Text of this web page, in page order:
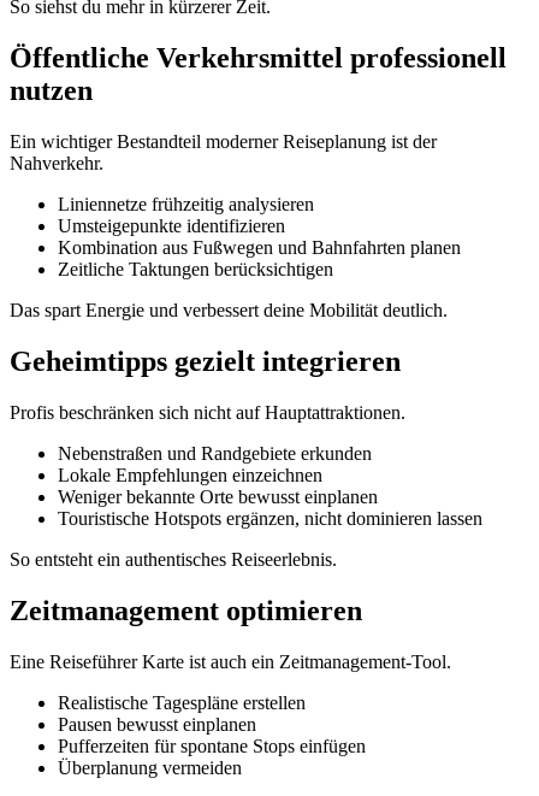
So siehst du mehr in kürzerer Zeit.
Öffentliche Verkehrsmittel professionell
nutzen
Ein wichtiger Bestandteil moderner Reiseplanung ist der
Nahverkehr.
Liniennetze frühzeitig analysieren
Umsteigepunkte identifizieren
Kombination aus Fußwegen und Bahnfahrten planen
Zeitliche Taktungen berücksichtigen
Das spart Energie und verbessert deine Mobilität deutlich.
Geheimtipps gezielt integrieren
Profis beschränken sich nicht auf Hauptattraktionen.
Nebenstraßen und Randgebiete erkunden
Lokale Empfehlungen einzeichnen
Weniger bekannte Orte bewusst einplanen
Touristische Hotspots ergänzen, nicht dominieren lassen
So entsteht ein authentisches Reiseerlebnis.
Zeitmanagement optimieren
Eine Reiseführer Karte ist auch ein Zeitmanagement-Tool.
Realistische Tagespläne erstellen
Pausen bewusst einplanen
Pufferzeiten für spontane Stops einfügen
Überplanung vermeiden